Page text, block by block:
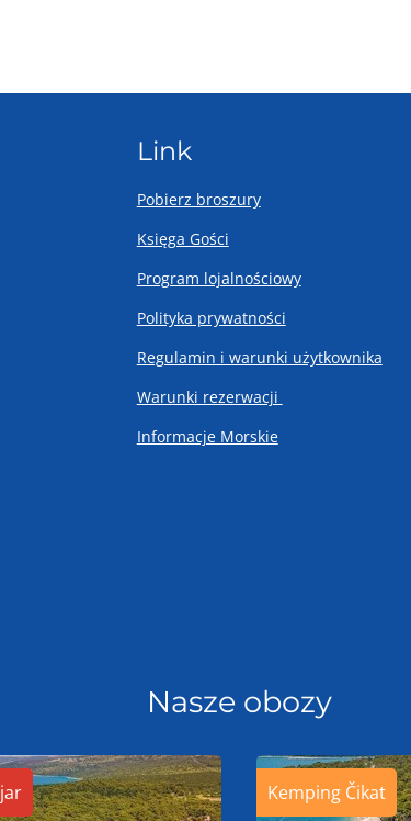
Link
Pobierz broszury
Księga Gości
Program lojalnościowy
Polityka prywatności
Regulamin i warunki użytkownika
Warunki rezerwacji ​
Informacje Morskie
Nasze obozy
Kemping Čikat